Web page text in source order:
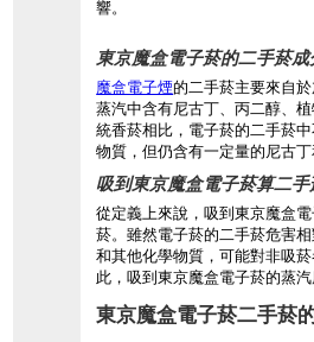
響。
東京魔盒電子菸的二手菸成
魔盒電子煙的二手菸主要來自
蒸汽中含有尼古丁、丙二醇、
統香菸相比，電子菸的二手菸
物質，但仍含有一定量的尼古丁
吸到東京魔盒電子菸算二手
從定義上來說，吸到東京魔盒
菸。雖然電子菸的二手菸危害
和其他化學物質，可能對非吸
此，吸到東京魔盒電子菸的蒸汽
東京魔盒電子菸二手菸